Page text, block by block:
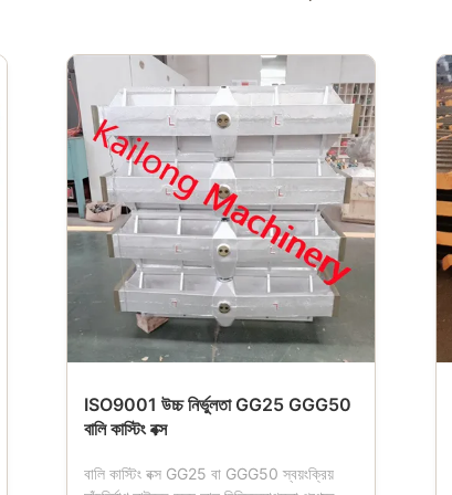
ISO9001 উচ্চ নির্ভুলতা GG25 GGG50
বালি কাস্টিং বক্স
বালি কাস্টিং বক্স GG25 বা GGG50 স্বয়ংক্রিয়